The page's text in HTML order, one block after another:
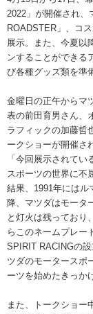
2022」が開催され
ROADSTER」、コ
展示。また、今夏以
ンすることができる
び各種グッズ類を準
金曜日の正午からマ
表の前田育男さん、
ラフィックの加藤哲
ークショーが開催さ
「今回展示されて
スポーツの世界に不
結果、1991年にはル
降、マツダはモータ
と灯火は残っており
らこのネームプレー
SPIRIT RACINGの
ツダのモータースポ
ーツを始めたきっか
また、トークショー